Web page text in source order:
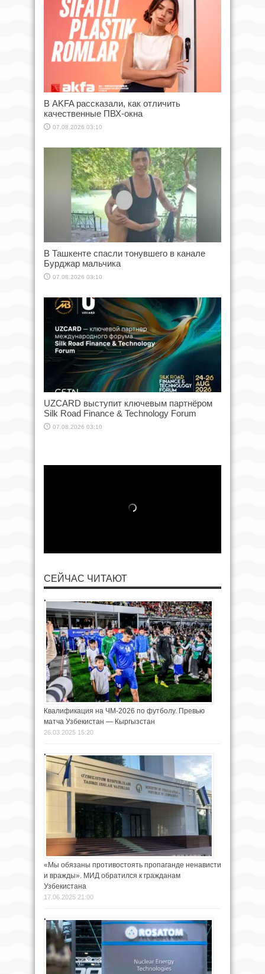
В AKFA рассказали, как отличить
качественные ПВХ-окна
07.08.2026 03:10
В Ташкенте спасли тонувшего в канале
Бурджар мальчика
07.08.2026 03:10
UZCARD выступит ключевым партнёром
Silk Road Finance & Technology Forum
07.08.2026 03:10
СЕЙЧАС ЧИТАЮТ
Квалификация на ЧМ-2026 по футболу. Превью
матча Узбекистан — Кыргызстан
26.03.2025 15:20
«Мы обязаны противостоять пропаганде ненависти
и вражды». МИД обратился к гражданам
Узбекистана
17.06.2025 21:00